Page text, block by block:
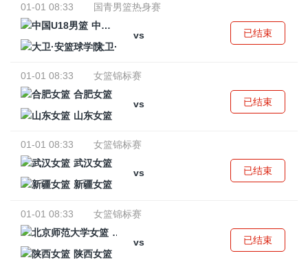
01-01 08:33
国青男篮热身赛
中国U18男篮
vs
大卫·安篮球学院
已结束
01-01 08:33
女篮锦标赛
合肥女篮
vs
山东女篮
已结束
01-01 08:33
女篮锦标赛
武汉女篮
vs
新疆女篮
已结束
01-01 08:33
女篮锦标赛
北京师范大学女篮
vs
陕西女篮
已结束